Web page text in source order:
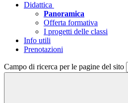
Didattica
Panoramica
Offerta formativa
I progetti delle classi
Info utili
Prenotazioni
Campo di ricerca per le pagine del sito